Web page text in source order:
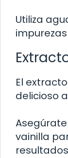
Utiliza
El
delicioso
vainilla